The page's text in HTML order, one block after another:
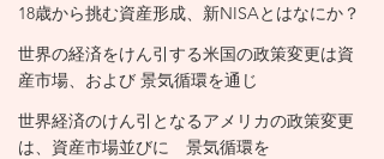
相当の支出が発生し
ます。必然的に発生
する支出であれば、
将来に向けて背負っ
18歳から挑む資産形成、新NISAとはなにか？
世界の経済をけん引する米国の政策変更は資
産市場、および 景気循環を通じ
世界経済のけん引となるアメリカの政策変更
は、資産市場並びに 景気循環を